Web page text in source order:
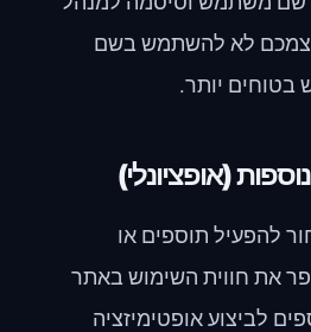
לא להשתמש בשם
להפעיל תוספים או
את חווית השימוש באתר
לביצוע אופטימיזציה